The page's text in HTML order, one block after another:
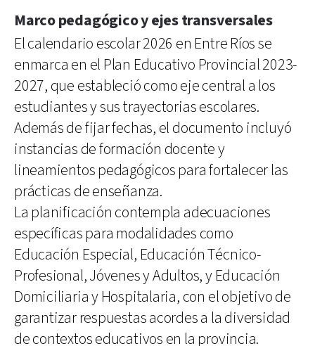
Marco pedagógico y ejes transversales
El calendario escolar 2026 en Entre Ríos se
enmarca en el Plan Educativo Provincial 2023-
2027, que estableció como eje central a los
estudiantes y sus trayectorias escolares.
Además de fijar fechas, el documento incluyó
instancias de formación docente y
lineamientos pedagógicos para fortalecer las
prácticas de enseñanza.
La planificación contempla adecuaciones
específicas para modalidades como
Educación Especial, Educación Técnico-
Profesional, Jóvenes y Adultos, y Educación
Domiciliaria y Hospitalaria, con el objetivo de
garantizar respuestas acordes a la diversidad
de contextos educativos en la provincia.